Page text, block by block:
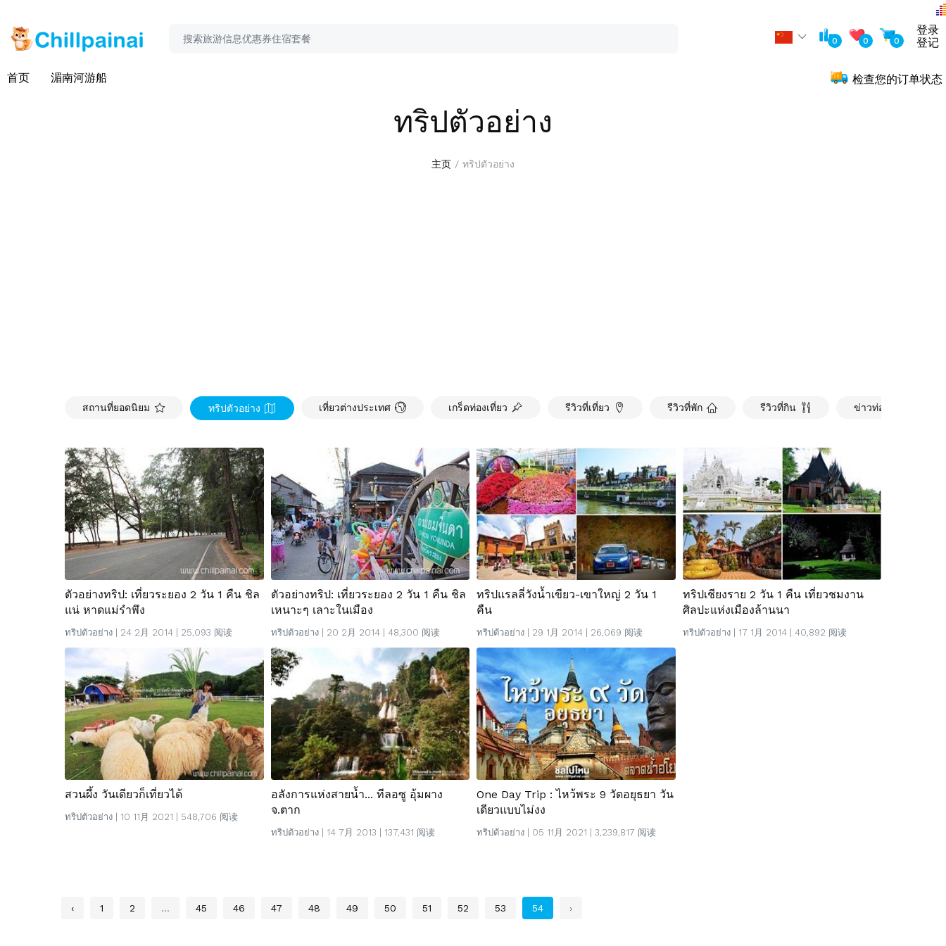
0 0 0
登录
登记
首页 湄南河游船 检查您的订单状态
ทริปตัวอย่าง
主页 ทริปตัวอย่าง
สถานที่ยอดนิยม ทริปตัวอย่าง เที่ยวต่างประเทศ เกร็ดท่องเที่ยว รีวิวที่เที่ยว รีวิวที่พัก รีวิวที่กิน ข่าวท่องเที่ยว
ตัวอย่างทริป: เที่ยวระยอง 2 วัน 1 คืน ชิล
แน่ หาดแม่รำพึง
ทริปตัวอย่าง | 24 2月 2014 | 25,093 阅读
ตัวอย่างทริป: เที่ยวระยอง 2 วัน 1 คืน ชิล
เหนาะๆ เลาะในเมือง
ทริปตัวอย่าง| 20 2月 2014 | 48,300 阅读
ทริปแรลลี่วังน้ำเขียว-เขาใหญ่ 2 วัน 1
คืน
ทริปตัวอย่าง | 29 1月 2014 | 26,069 阅读
ทริปเชียงราย 2 วัน 1 คืน เที่ยวชมงาน
ศิลปะแห่งเมืองล้านนา
ทริปตัวอย่าง| 17 1月 2014 | 40,892 阅读
สวนผึ้ง วันเดียวก็เที่ยวได้
ทริปตัวอย่าง | 10 11月 2021 | 548,706 阅读
อลังการแห่งสายน้ำ... ทีลอซู อุ้มผาง
จ.ตาก
ทริปตัวอย่าง| 14 7月 2013 | 137,431 阅读
One Day Trip : ไหว้พระ 9 วัดอยุธยา วัน
เดียวแบบไม่งง
ทริปตัวอย่าง | 05 11月 2021 | 3,239,817 阅读
‹ 1 2 ... 45 46 47 48 49 50 51 52 53 54 ›